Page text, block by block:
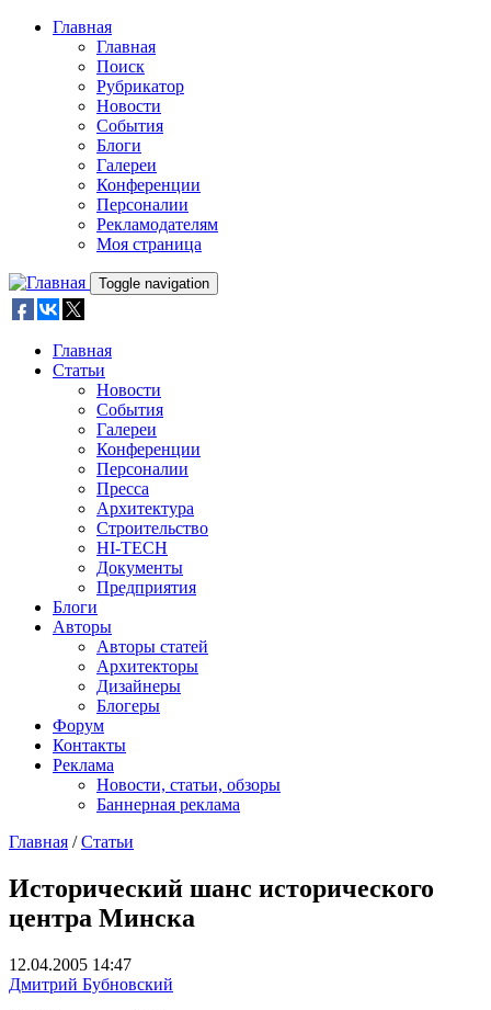
Skip to main content
Главная
Главная
Поиск
Рубрикатор
Новости
События
Блоги
Галереи
Конференции
Персоналии
Рекламодателям
Моя страница
Toggle navigation
Главная
Статьи
Новости
События
Галереи
Конференции
Персоналии
Пресса
Архитектура
Строительство
HI-TECH
Документы
Предприятия
Блоги
Авторы
Авторы статей
Архитекторы
Дизайнеры
Блогеры
Форум
Контакты
Реклама
Новости, статьи, обзоры
Баннерная реклама
Главная / Статьи
Исторический шанс исторического
центра Минска
12.04.2005 14:47
Дмитрий Бубновский